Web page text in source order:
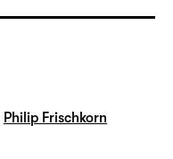
Philip Frischkorn